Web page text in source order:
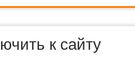
к сайту